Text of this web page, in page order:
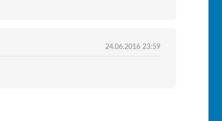
24.06.2016 23:59